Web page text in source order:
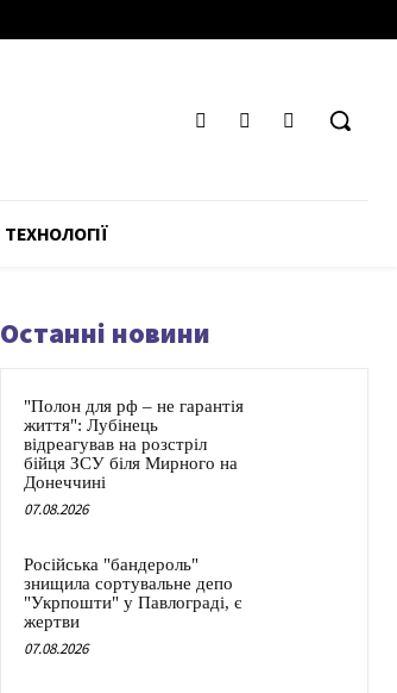
ТЕХНОЛОГІЇ
Останні новини
"Полон для рф – не гарантія
життя": Лубінець
відреагував на розстріл
бійця ЗСУ біля Мирного на
Донеччині
07.08.2026
Російська "бандероль"
знищила сортувальне депо
"Укрпошти" у Павлограді, є
жертви
07.08.2026